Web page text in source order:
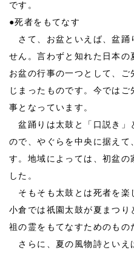
です。
●死者をもてなす
さて、お盆といえば、盆踊
せん。言わずと知れた日本
お盆の行事の一つとして、
じまったものです。今では
事となっています。
盆踊りは太鼓と「口説き」
ので、やぐらを中央に据えて
す。地域によっては、初盆の
した。
そもそも太鼓とは死者を楽
小倉では祇園太鼓が夏まつ
祖の霊をもてなすためのもの
さらに、夏の風物詩といえ